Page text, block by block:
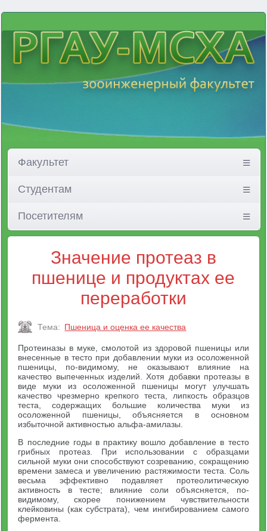
Факультет
Студентам
Посетителям
Значение протеаз в
пшенице и продуктах ее
переработки
Тема: Пшеница и оценка ее качества
Протеиназы в муке, смолотой из здоровой пшеницы или
внесенные в тесто при добавлении муки из осоложенной
пшеницы, по-видимому, не оказывают влияние на
качество выпеченных изделий. Хотя добавки протеазы в
виде муки из осоложенной пшеницы могут улучшать
качество чрезмерно крепкого теста, липкость образцов
теста, содержащих большие количества муки из
осоложенной пшеницы, объясняется в основном
избыточной активностью альфа-амилазы.
В последние годы в практику вошло добавление в тесто
грибных протеаз. При использовании с образцами
сильной муки они способствуют созреванию, сокращению
времени замеса и увеличению растяжимости теста. Соль
весьма эффективно подавляет протеолитическую
активность в тесте; влияние соли объясняется, по-
видимому, скорее понижением чувствительности
клейковины (как субстрата), чем ингибированием самого
фермента.